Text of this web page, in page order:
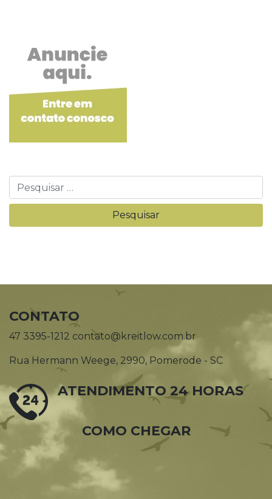
CONTATO
47 3395-1212 contato@kreitlow.com.br
Rua Hermann Weege, 2990, Pomerode - SC
ATENDIMENTO 24 HORAS
COMO CHEGAR